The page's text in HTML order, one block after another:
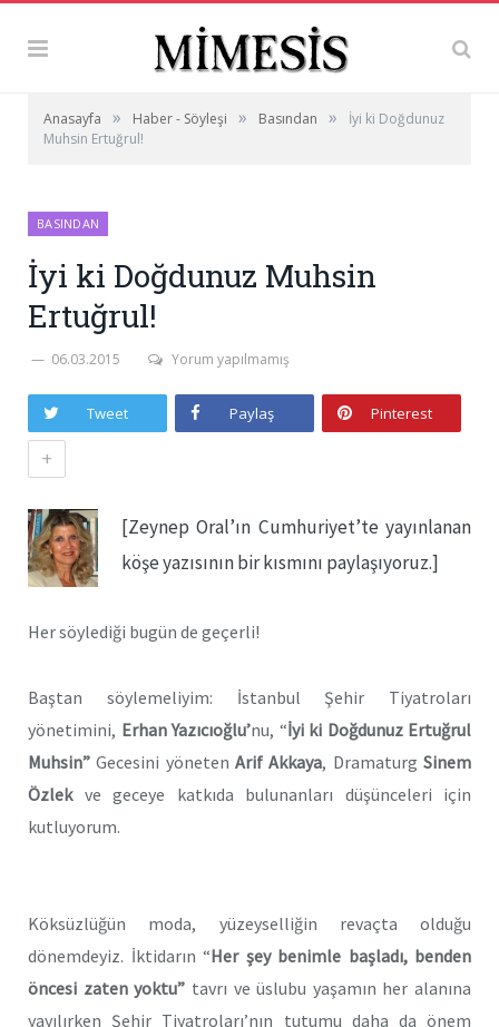
Anasayfa » Haber - Söyleşi » Basından »
İyi ki Doğdunuz
Muhsin Ertuğrul!
BASINDAN
İyi ki Doğdunuz Muhsin
Ertuğrul!
06.03.2015 Yorum yapılmamış
Tweet Paylaş Pinterest
+
[Zeynep Oral’ın Cumhuriyet’te yayınlanan
köşe yazısının bir kısmını paylaşıyoruz.]
Her söylediği bugün de geçerli!
Baştan söylemeliyim: İstanbul Şehir Tiyatroları
yönetimini, Erhan Yazıcıoğlu’nu, “İyi ki Doğdunuz Ertuğrul
Muhsin”Gecesini yönetenArif Akkaya, DramaturgSinem
Özlek ve geceye katkıda bulunanları düşünceleri için
kutluyorum.
Köksüzlüğün moda, yüzeyselliğin revaçta olduğu
dönemdeyiz. İktidarın “Her şey benimle başladı, benden
öncesi zaten yoktu” tavrı ve üslubu yaşamın her alanına
yayılırken Şehir Tiyatroları’nın tutumu daha da önem